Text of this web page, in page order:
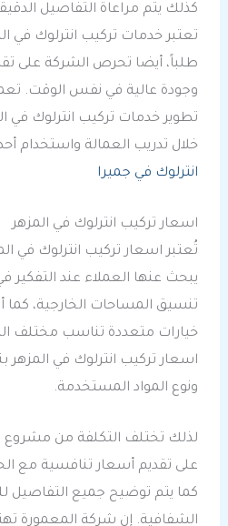
كذلك يتم مراعاة التفاصيل
تعتبر خدمات تركيب انترلوك في
طلباً، أيضا تحرص الشركة على
وجودة عالية في نفس الوقت.
تطوير خدمات تركيب انترلوك
خلال تدريب العمالة واستخدام
انترلوك في جميرا
اسعار تركيب انترلوك في المزهر
تُعتبر اسعار تركيب انترلوك في
يبحث عنها العملاء عند التفكير
تنسيق المساحات الخارجية،
خيارات متعددة تناسب مختلف
اسعار تركيب انترلوك في
ونوع المواد المستخدمة.
لذلك تختلف التكلفة من مشروع
على تقديم أسعار تنافسية مع
كما يتم توضيح جميع التفاصيل
الشفافية. إن شركة المعمورة